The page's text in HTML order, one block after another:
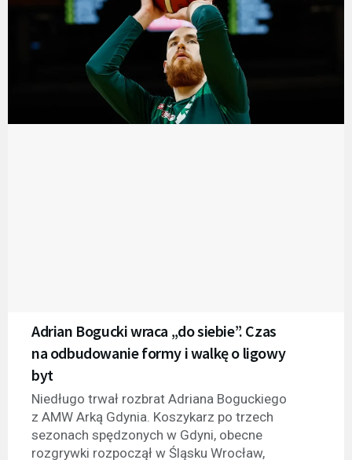
Adrian Bogucki wraca „do siebie”. Czas
na odbudowanie formy i walkę o ligowy
byt
Niedługo trwał rozbrat Adriana Boguckiego
z AMW Arką Gdynia. Koszykarz po trzech
sezonach spędzonych w Gdyni, obecne
rozgrywki rozpoczął w Śląsku Wrocław,